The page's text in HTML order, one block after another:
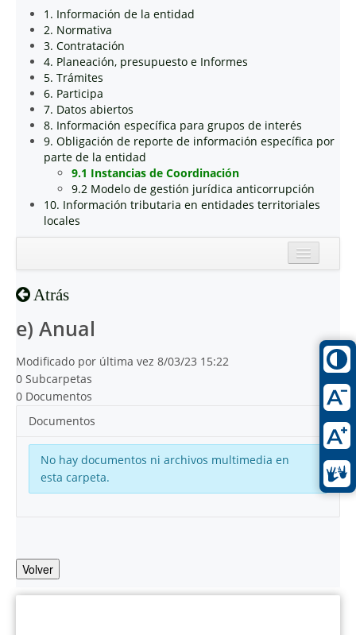
1. Información de la entidad
2. Normativa
3. Contratación
4. Planeación, presupuesto e Informes
5. Trámites
6. Participa
7. Datos abiertos
8. Información específica para grupos de interés
9. Obligación de reporte de información específica por
parte de la entidad
9.1 Instancias de Coordinación
9.2 Modelo de gestión jurídica anticorrupción
10. Información tributaria en entidades territoriales
locales
Atrás
e) Anual
Modificado por última vez 8/03/23 15:22
0 Subcarpetas
0 Documentos
Documentos
No hay documentos ni archivos multimedia en
esta carpeta.
Volver